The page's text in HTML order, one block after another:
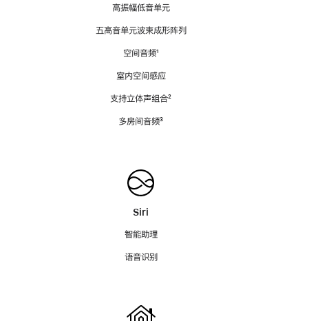
高振幅低音单元
五高音单元波束成形阵列
空间音频脚
¹
室内空间感应
支持立体声组合脚
²
多房间音频脚
³
Siri
智能助理
语音识别